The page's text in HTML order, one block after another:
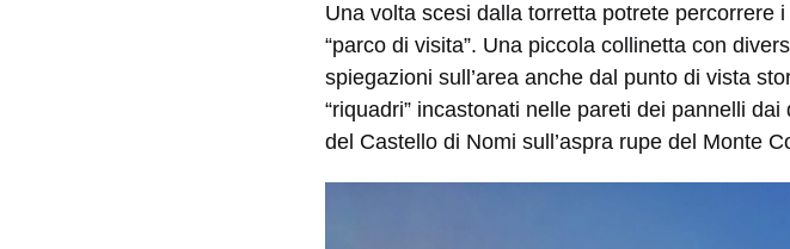
Una volta scesi dalla torretta potrete percorrere
“parco di visita”. Una piccola collinetta con
spiegazioni sull’area anche dal punto di vista
“riquadri” incastonati nelle pareti dei pannelli dai
del Castello di Nomi sull’aspra rupe del Monte